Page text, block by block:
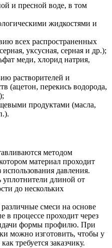
и пресной воде, в том
жидкостями и
всех распространенных
уксусная, серная и др.);
меди, хлорид натрия,
растворителей и
(ацетон, перекись водорода,
продуктами (масла,
методом
материал проходит
использования давления.
длиной от
до нескольких
смеси на основе
в процессе проходит через
формы профилю. При
можно изготовить, чтобы у
требуется заказчику.